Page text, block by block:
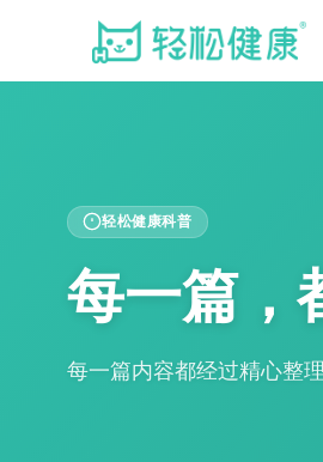
轻松健康科普
每一篇，
每一篇内容都经过精心整